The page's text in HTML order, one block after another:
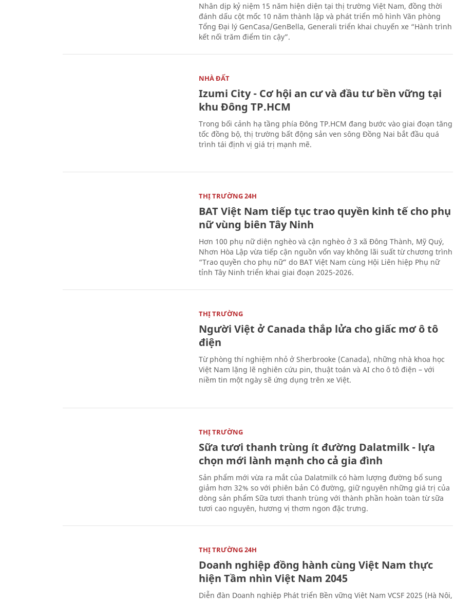
Nhân dịp kỷ niệm 15 năm hiện diện tại thị trường Việt Nam, đồng thời
đánh dấu cột mốc 10 năm thành lập và phát triển mô hình Văn phòng
Tổng Đại lý GenCasa/GenBella, Generali triển khai chuyến xe “Hành trình
kết nối trăm điểm tin cậy”.
NHÀ ĐẤT
Izumi City - Cơ hội an cư và đầu tư bền vững tại
khu Đông TP.HCM
Trong bối cảnh hạ tầng phía Đông TP.HCM đang bước vào giai đoạn tăng
tốc đồng bộ, thị trường bất động sản ven sông Đồng Nai bắt đầu quá
trình tái định vị giá trị mạnh mẽ.
THỊ TRƯỜNG 24H
BAT Việt Nam tiếp tục trao quyền kinh tế cho phụ
nữ vùng biên Tây Ninh
Hơn 100 phụ nữ diện nghèo và cận nghèo ở 3 xã Đông Thành, Mỹ Quý,
Nhơn Hòa Lập vừa tiếp cận nguồn vốn vay không lãi suất từ chương trình
“Trao quyền cho phụ nữ” do BAT Việt Nam cùng Hội Liên hiệp Phụ nữ
tỉnh Tây Ninh triển khai giai đoạn 2025-2026.
THỊ TRƯỜNG
Người Việt ở Canada thắp lửa cho giấc mơ ô tô
điện
Từ phòng thí nghiệm nhỏ ở Sherbrooke (Canada), những nhà khoa học
Việt Nam lặng lẽ nghiên cứu pin, thuật toán và AI cho ô tô điện – với
niềm tin một ngày sẽ ứng dụng trên xe Việt.
THỊ TRƯỜNG
Sữa tươi thanh trùng ít đường Dalatmilk - lựa
chọn mới lành mạnh cho cả gia đình
Sản phẩm mới vừa ra mắt của Dalatmilk có hàm lượng đường bổ sung
giảm hơn 32% so với phiên bản Có đường, giữ nguyên những giá trị của
dòng sản phẩm Sữa tươi thanh trùng với thành phần hoàn toàn từ sữa
tươi cao nguyên, hương vị thơm ngon đặc trưng.
THỊ TRƯỜNG 24H
Doanh nghiệp đồng hành cùng Việt Nam thực
hiện Tầm nhìn Việt Nam 2045
Diễn đàn Doanh nghiệp Phát triển Bền vững Việt Nam VCSF 2025 (Hà Nội,